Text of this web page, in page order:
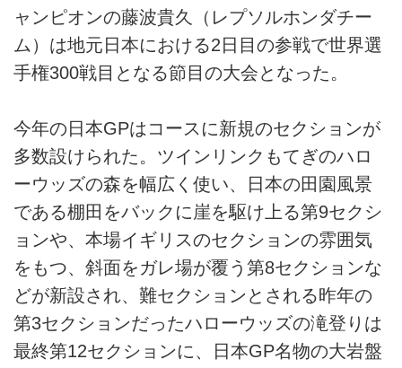
ャンピオンの藤波貴久（レプソルホンダチー
ム）は地元日本における2日目の参戦で世界選
手権300戦目となる節目の大会となった。
今年の日本GPはコースに新規のセクションが
多数設けられた。ツインリンクもてぎのハロ
ーウッズの森を幅広く使い、日本の田園風景
である棚田をバックに崖を駆け上る第9セクシ
ョンや、本場イギリスのセクションの雰囲気
をもつ、斜面をガレ場が覆う第8セクションな
どが新設され、難セクションとされる昨年の
第3セクションだったハローウッズの滝登りは
最終第12セクションに、日本GP名物の大岩盤